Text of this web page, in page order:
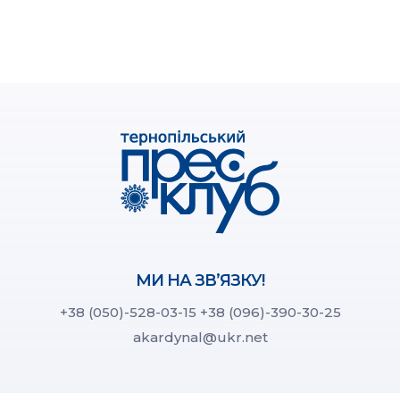
МИ НА ЗВ’ЯЗКУ!
+38 (050)-528-03-15 +38 (096)-390-30-25
akardynal@ukr.net